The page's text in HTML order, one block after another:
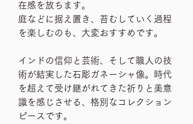
在感を放ちます。
庭などに据え置き、苔むしていく過程
を楽しむのも、大変おすすめです。
インドの信仰と芸術、そして職人の技
術が結実した石彫ガネーシャ像。時代
を超えて受け継がれてきた祈りと美意
識を感じさせる、格別なコレクション
ピースです。